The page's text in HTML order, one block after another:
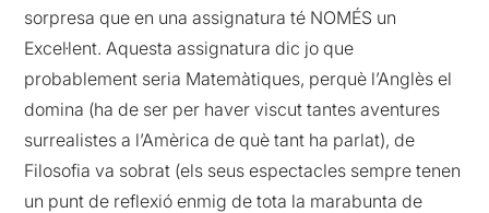
sorpresa que en una assignatura té NOMÉS un
Excel·lent. Aquesta assignatura dic jo que
probablement seria Matemàtiques, perquè l’Anglès el
domina (ha de ser per haver viscut tantes aventures
surrealistes a l’Amèrica de què tant ha parlat), de
Filosofia va sobrat (els seus espectacles sempre tenen
un punt de reflexió enmig de tota la marabunta de